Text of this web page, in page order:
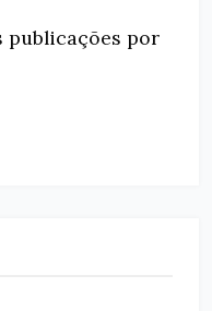
publicações por